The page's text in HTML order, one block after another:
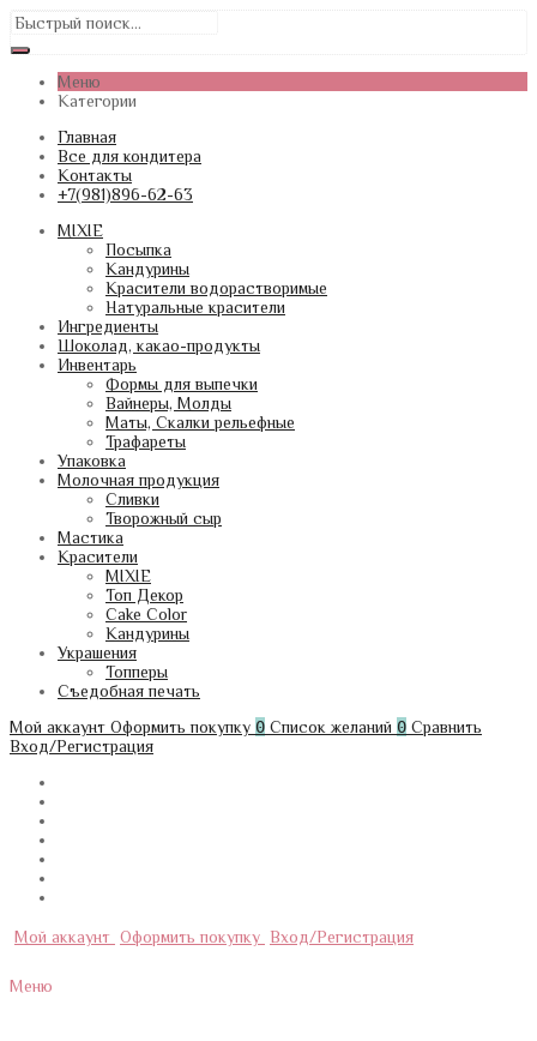
Меню
Категории
Главная
Все для кондитера
Контакты
+7(981)896-62-63
MIXIE
Посыпка
Кандурины
Красители водорастворимые
Натуральные красители
Ингредиенты
Шоколад, какао-продукты
Инвентарь
Формы для выпечки
Вайнеры, Молды
Маты, Скалки рельефные
Трафареты
Упаковка
Молочная продукция
Сливки
Творожный сыр
Мастика
Красители
MIXIE
Топ Декор
Cake Color
Кандурины
Украшения
Топперы
Съедобная печать
Мой аккаунт Оформить покупку 0 Список желаний 0 Сравнить
Вход/Регистрация
Мой аккаунт Оформить покупку Вход/Регистрация
Меню